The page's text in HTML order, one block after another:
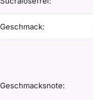
Geschmack:
Geschmacksnote: